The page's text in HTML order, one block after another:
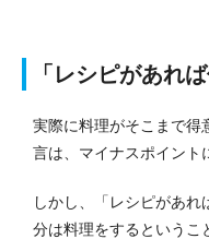
「レシピがあれ
実際に料理がそこまで得
言は、マイナスポイント
しかし、「レシピがあれ
分は料理をするというこ